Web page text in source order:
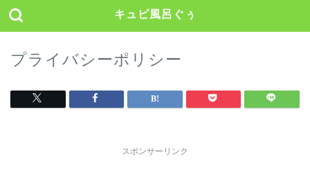
キュピ風呂ぐぅ
プライバシーポリシー
スポンサーリンク